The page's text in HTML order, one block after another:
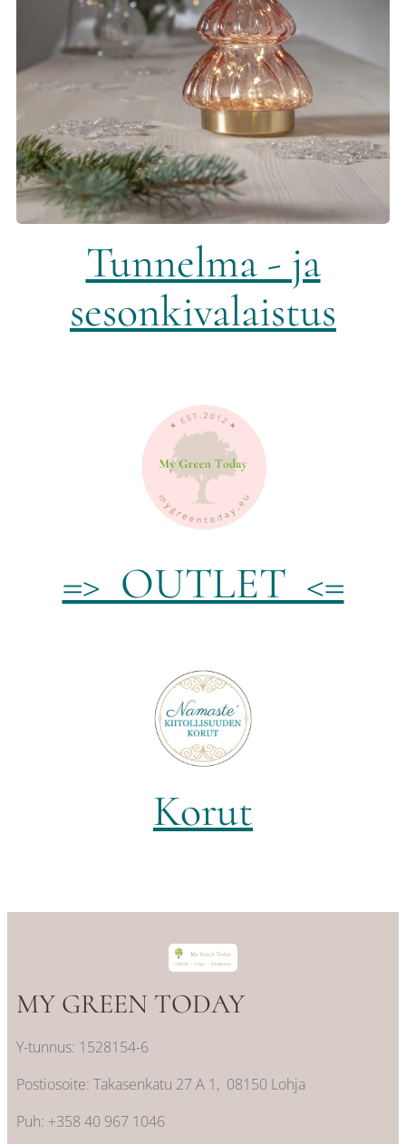
Tunnelma - ja
sesonkivalaistus
=> OUTLET <=
Korut
MY GREEN TODAY
Y-tunnus: 1528154-6
Postiosoite: Takasenkatu 27 A 1, 08150 Lohja
Puh: +358 40 967 1046